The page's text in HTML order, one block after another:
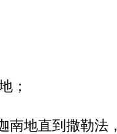
；
南地直到撒勒法，